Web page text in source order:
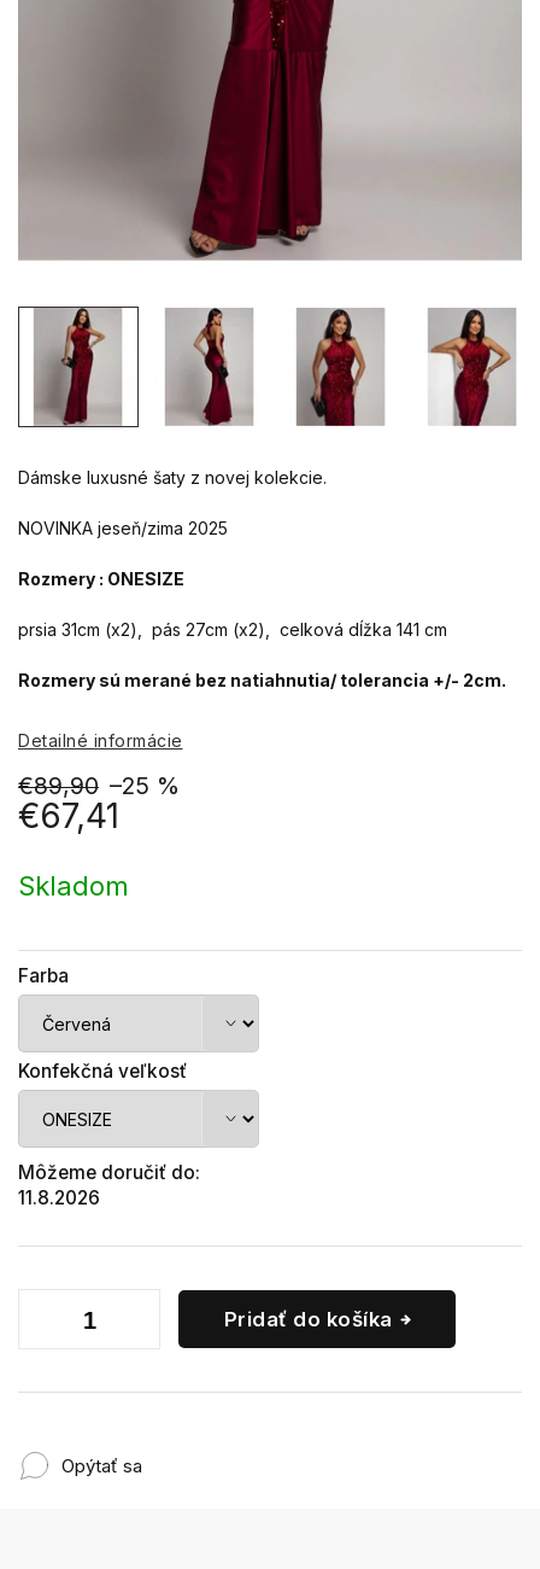
€89,90 –25 %
€67,41
cena:
Skladom
Farba
Konfekčná veľkosť
Môžeme doručiť do:
11.8.2026
Pridať do košíka
Dámske luxusné šaty z novej kolekcie.
NOVINKA jeseň/zima 2025
Rozmery : ONESIZE
prsia 31cm (x2), pás 27cm (x2), celková dĺžka 141 cm
Rozmery sú merané bez natiahnutia/ tolerancia +/- 2cm.
Detailné informácie
Opýtať sa